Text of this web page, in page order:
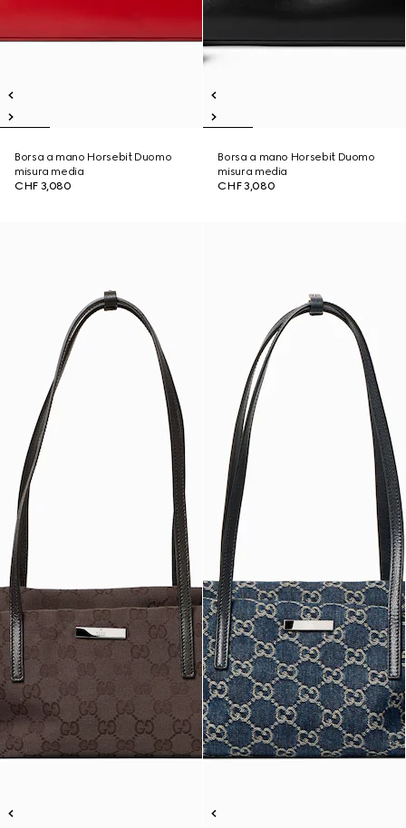
Borsa a mano Horsebit Duomo
misura media
CHF 3,080
Borsa a mano Horsebit Duomo
misura media
CHF 3,080